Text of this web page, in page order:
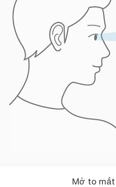
Mở to